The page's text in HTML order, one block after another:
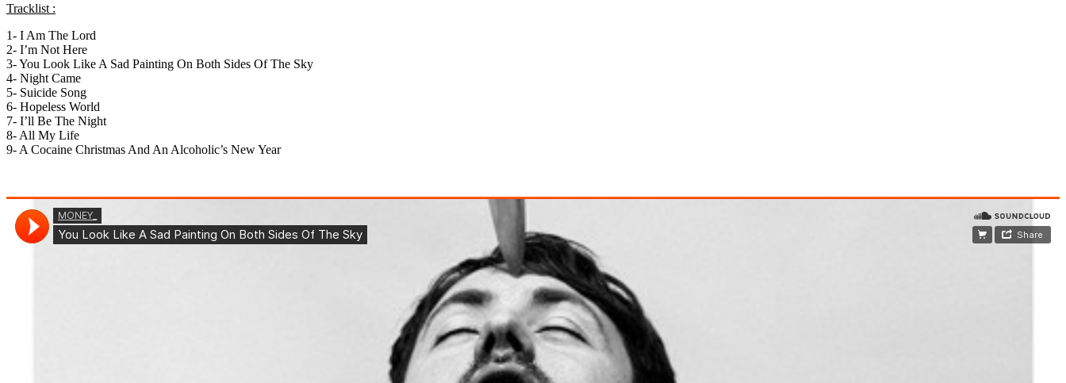
Tracklist :
1- I Am The Lord
2- I’m Not Here
3- You Look Like A Sad Painting On Both Sides Of The Sky
4- Night Came
5- Suicide Song
6- Hopeless World
7- I’ll Be The Night
8- All My Life
9- A Cocaine Christmas And An Alcoholic’s New Year